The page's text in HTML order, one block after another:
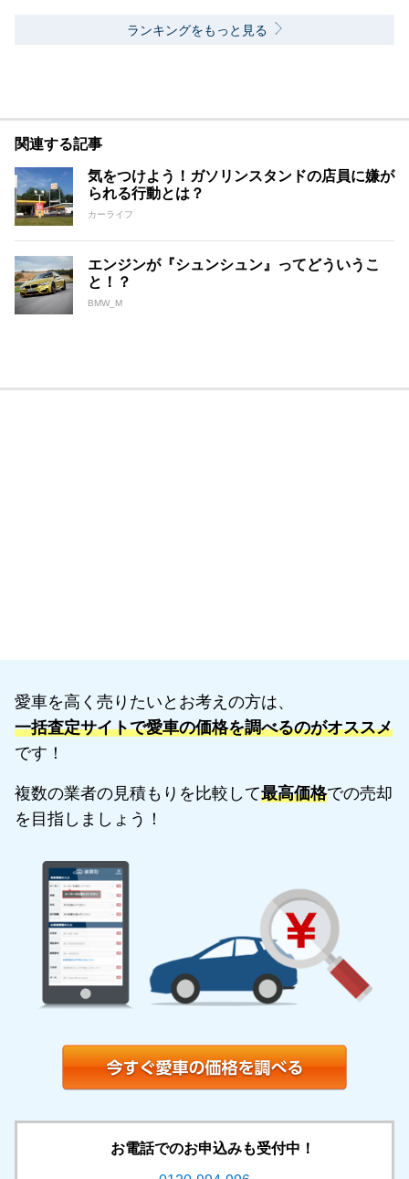
ランキングをもっと見る
関連する記事
気をつけよう！ガソリンスタンドの店員に嫌が
られる行動とは？
カーライフ
エンジンが『シュンシュン』ってどういうこ
と！？
BMW_M
愛車を高く売りたいとお考えの方は、
一括査定サイトで愛車の価格を調べるのがオススメ
です！
複数の業者の見積もりを比較して最高価格での売却
を目指しましょう！
お電話でのお申込みも受付中！